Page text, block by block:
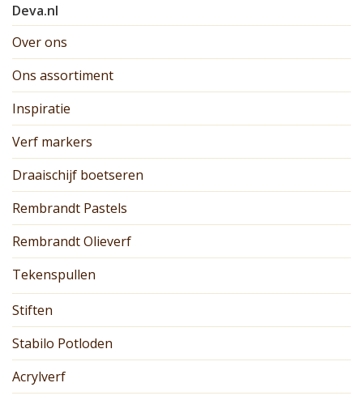
Deva.nl
Over ons
Ons assortiment
Inspiratie
Verf markers
Draaischijf boetseren
Rembrandt Pastels
Rembrandt Olieverf
Tekenspullen
Stiften
Stabilo Potloden
Acrylverf